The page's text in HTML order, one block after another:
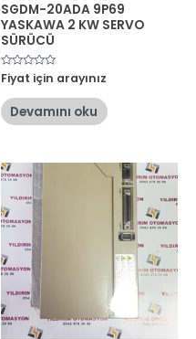
SGDM-20ADA 9P69
YASKAWA 2 KW SERVO
SÜRÜCÜ
5
üzerinden
oy
aldı
Fiyat için arayınız
Devamını oku